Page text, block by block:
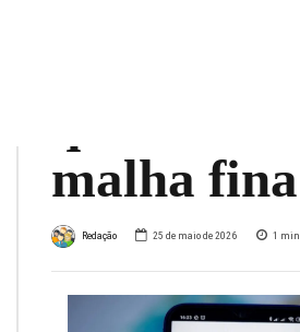
malha fina
Redação 25 de maio de 2026 1 min